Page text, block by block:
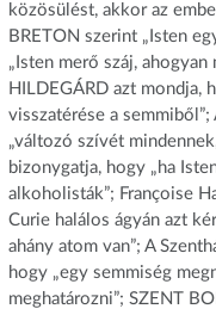
közösülést, akkor az
BRETON szerint „Isten
„Isten merő száj, ahogyan
HILDEGÁRD azt mondja,
visszatérése a
„változó szívét
bizonygatja, hogy „ha
alkoholisták”; Françoise
Curie halálos ágyán azt
ahány atom van”; A
hogy „egy semmiség
meghatározni”; SZENT